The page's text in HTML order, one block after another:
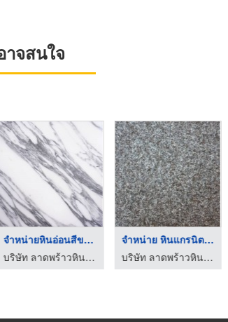
จสนใจ
จำหน่ายหินอ่อนสีขาว ...
บริษัท ลาดพร้าวหินอ่อน จำกัด
จำหน่าย หินแกรนิตพ่ ...
บริษัท ลาดพร้าวหินอ่อน จำกัด